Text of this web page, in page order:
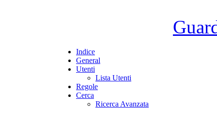
Indice
General
Utenti
Lista Utenti
Regole
Cerca
Ricerca Avanzata